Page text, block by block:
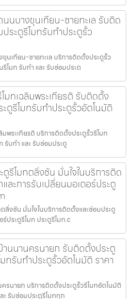
นนบางขุนเทียน-ชายทะเล รับติด
ระตูรีโมทรับทำประตูรั้ว
นเทียน-ชายทะเล บริการติดตั้งประตูรั้ว
โมท รับทำ และ รับซ่อมประต
มทเฉลิมพระเกียรติ รับติดตั้ง
ตูรีโมทรับทำประตูรั้วอัตโนมัติ
พระเกียรติ บริการติดตั้งประตูรั้วรีโมท
รับทำ และ รับซ่อมประตู
รีโมทตลิ่งชัน มั่นใจในบริการติด
ละการรับเปลี่ยนมอเตอร์ประตู
ลิ่งชัน มั่นใจในบริการติดตั้งและซ่อมประตู
ประตูรีโมท ประตูรีโมท.c
านนานครนายก รับติดตั้งประตู
ทรับทำประตูรั้วอัตโนมัติ ราคา
รนายก บริการติดตั้งประตูรั้วรีโมทอัตโนมัติ
ะ รับซ่อมประตูรีโมททุก